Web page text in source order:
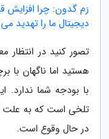
رَم گدون: چرا افزایش
دیجیتال ما را تهدید
تصور کنید در انتظار
هستید اما ناگهان
با بودجه شما
تلخی است که به علت
در حال وقوع است.